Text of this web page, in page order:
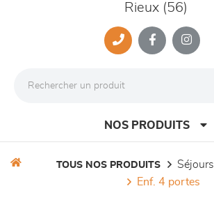
Rieux (56)
NOS PRODUITS
TOUS NOS PRODUITS séjours
enf. 4 portes